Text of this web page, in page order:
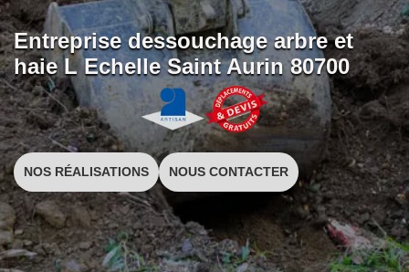
Entreprise dessouchage arbre et
haie L Echelle Saint Aurin 80700
NOS RÉALISATIONS NOUS CONTACTER